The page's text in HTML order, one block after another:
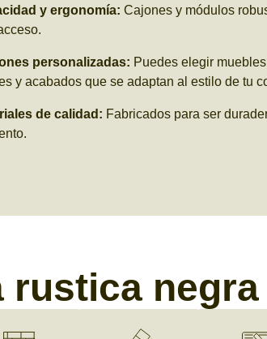
y ergonomía: Cajones y módulos
personalizadas: Puedes elegir
y acabados que se adaptan al estilo de tu
de calidad: Fabricados para ser
rustica